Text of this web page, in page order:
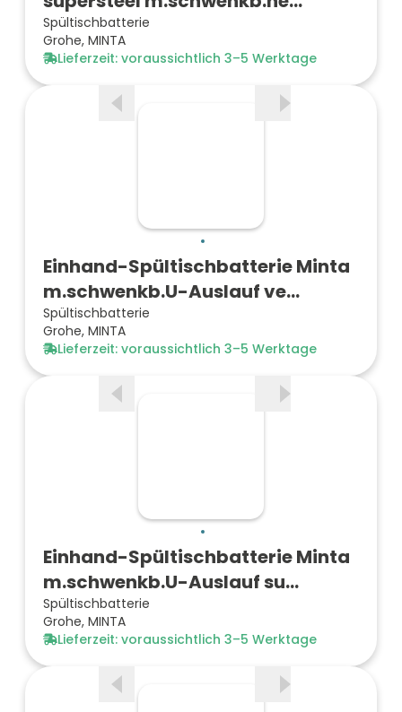
Spültischbatterie
Grohe, MINTA
Lieferzeit: voraussichtlich 3–5 Werktage
Einhand-Spültischbatterie Minta
m.schwenkb.U-Auslauf ve…
Spültischbatterie
Grohe, MINTA
Lieferzeit: voraussichtlich 3–5 Werktage
Einhand-Spültischbatterie Minta
m.schwenkb.U-Auslauf su…
Spültischbatterie
Grohe, MINTA
Lieferzeit: voraussichtlich 3–5 Werktage